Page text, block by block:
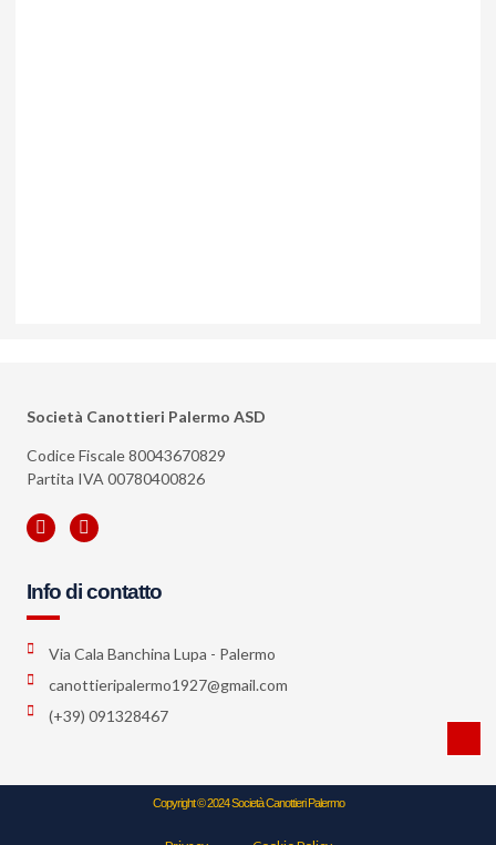
Società Canottieri Palermo ASD
Codice Fiscale 80043670829
Partita IVA 00780400826
Info di contatto
Via Cala Banchina Lupa - Palermo
canottieripalermo1927@gmail.com
(+39) 091328467
Copyright © 2024 Società Canottieri Palermo